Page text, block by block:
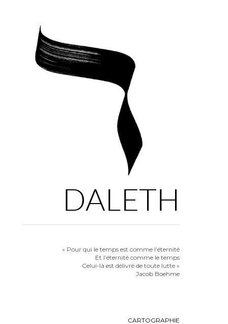
DALETH
« Pour qui le temps est comme l’éternité
Et l’éternité comme le temps
Celui-là est délivré de toute lutte »
Jacob Boehme
CARTOGRAPHIE